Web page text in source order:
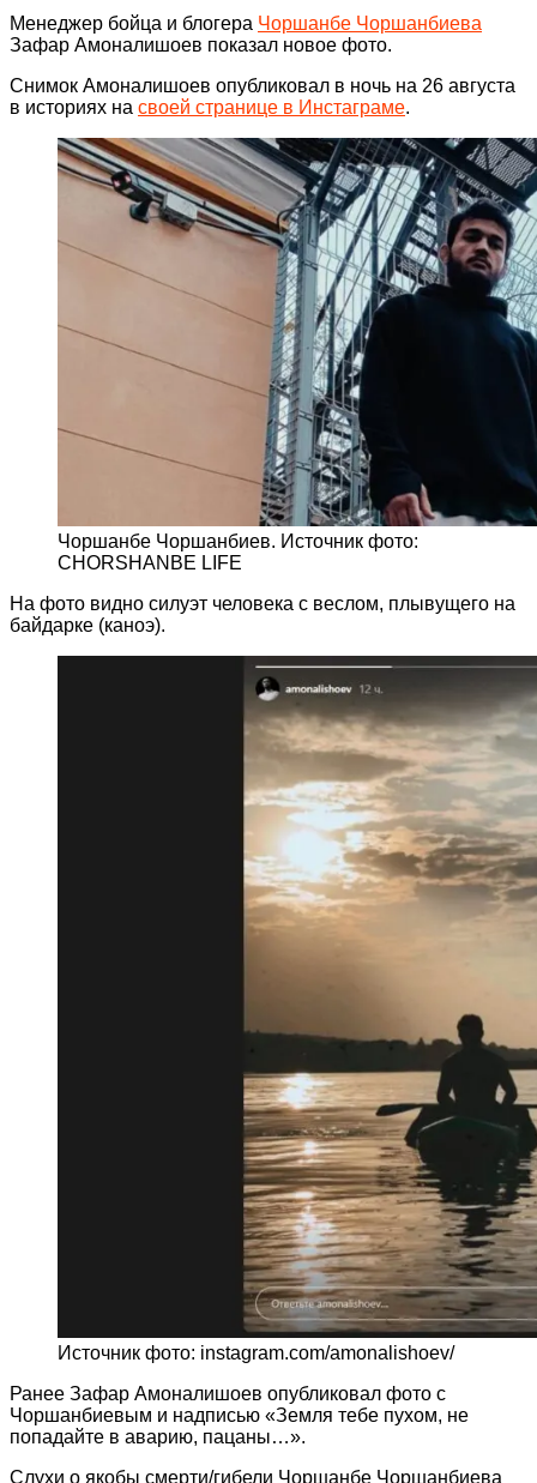
Менеджер бойца и блогера Чоршанбе Чоршанбиева
Зафар Амоналишоев показал новое фото.
Снимок Амоналишоев опубликовал в ночь на 26 августа
в историях на своей странице в Инстаграме.
Чоршанбе Чоршанбиев. Источник фото:
CHORSHANBE LIFE
На фото видно силуэт человека с веслом, плывущего на
байдарке (каноэ).
Источник фото: instagram.com/amonalishoev/
Ранее Зафар Амоналишоев опубликовал фото с
Чоршанбиевым и надписью «Земля тебе пухом, не
попадайте в аварию, пацаны…».
Слухи о якобы смерти/гибели Чоршанбе Чоршанбиева